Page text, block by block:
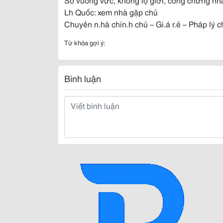
Lh Quốc: xem nhà gặp chủ
Chuyên n.hà chín.h chủ – Gi.á r.ẻ – Pháp lý
Từ khóa gợi ý:
Bình luận